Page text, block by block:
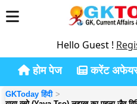
Hello Guest !
होम पेज करेंट अफेयर्स
GKToday हिंदी